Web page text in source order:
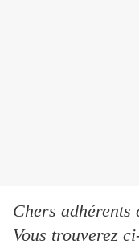
Chers
Vous trouverez